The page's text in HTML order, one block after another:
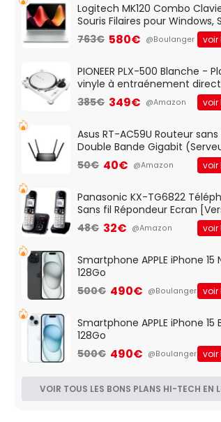
QWERTY UK - Noir
Logitech MK120 Combo
Souris Filaires pour Windows,
Optique Filaire, Connexion
And Play, Confortable, Taille
QWERTY UK - Noir
763€ 580€ @Boulanger voir
PIONEER PLX-500 Blanche -
vinyle à entraénement
vitesses (33-45-78 trs/min)
pre-ampli intégré et port USB
385€ 349€ @Amazon voir
Asus RT-AC59U Routeur sans
Double Bande Gigabit
Client VPN, Triple Vlan, Mode
d'accès et Bridge, contrôle
50€ 40€ @Amazon voir
Panasonic KX-TG6822
Sans fil Répondeur Ecran
Française]
48€ 32€ @Amazon voir
Smartphone APPLE iPhone 15
128Go
500€ 490€ @Boulanger voir
Smartphone APPLE iPhone 15
128Go
500€ 490€ @Boulanger voir
VOIR TOUS LES BONS PLANS HI-TECH EN